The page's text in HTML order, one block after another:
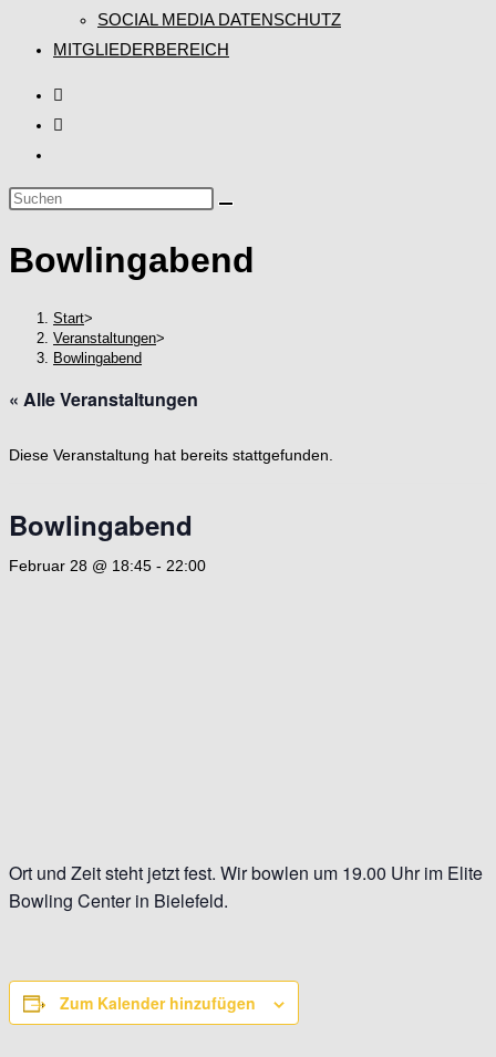
SOCIAL MEDIA DATENSCHUTZ
MITGLIEDERBEREICH
Diese
durchsuchen
Bowlingabend
Start>
Veranstaltungen>
Bowlingabend
« Alle Veranstaltungen
Diese Veranstaltung hat bereits stattgefunden.
Bowlingabend
Februar 28 @ 18:45 - 22:00
Ort und Zeit steht jetzt fest. Wir bowlen um 19.00 Uhr im Elite
Bowling Center in Bielefeld.
Zum Kalender hinzufügen